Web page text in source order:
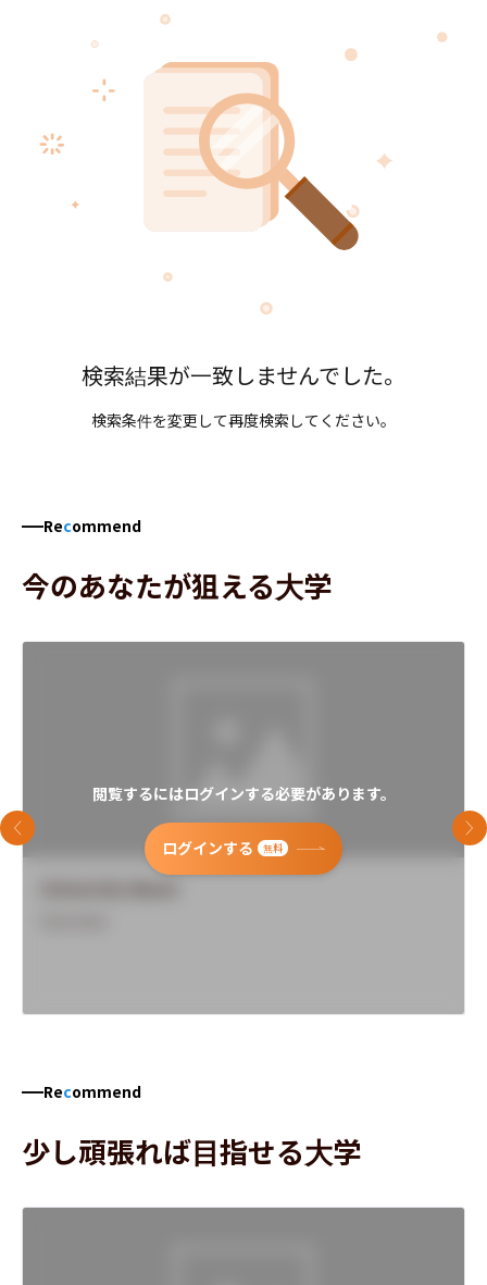
検索結果が一致しませんでした。
検索条件を変更して再度検索してください。
Recommend
今のあなたが狙える大学
閲覧するにはログインする必要があります。
ログインする 無料
前のスライド 次
Recommend
少し頑張れば目指せる大学